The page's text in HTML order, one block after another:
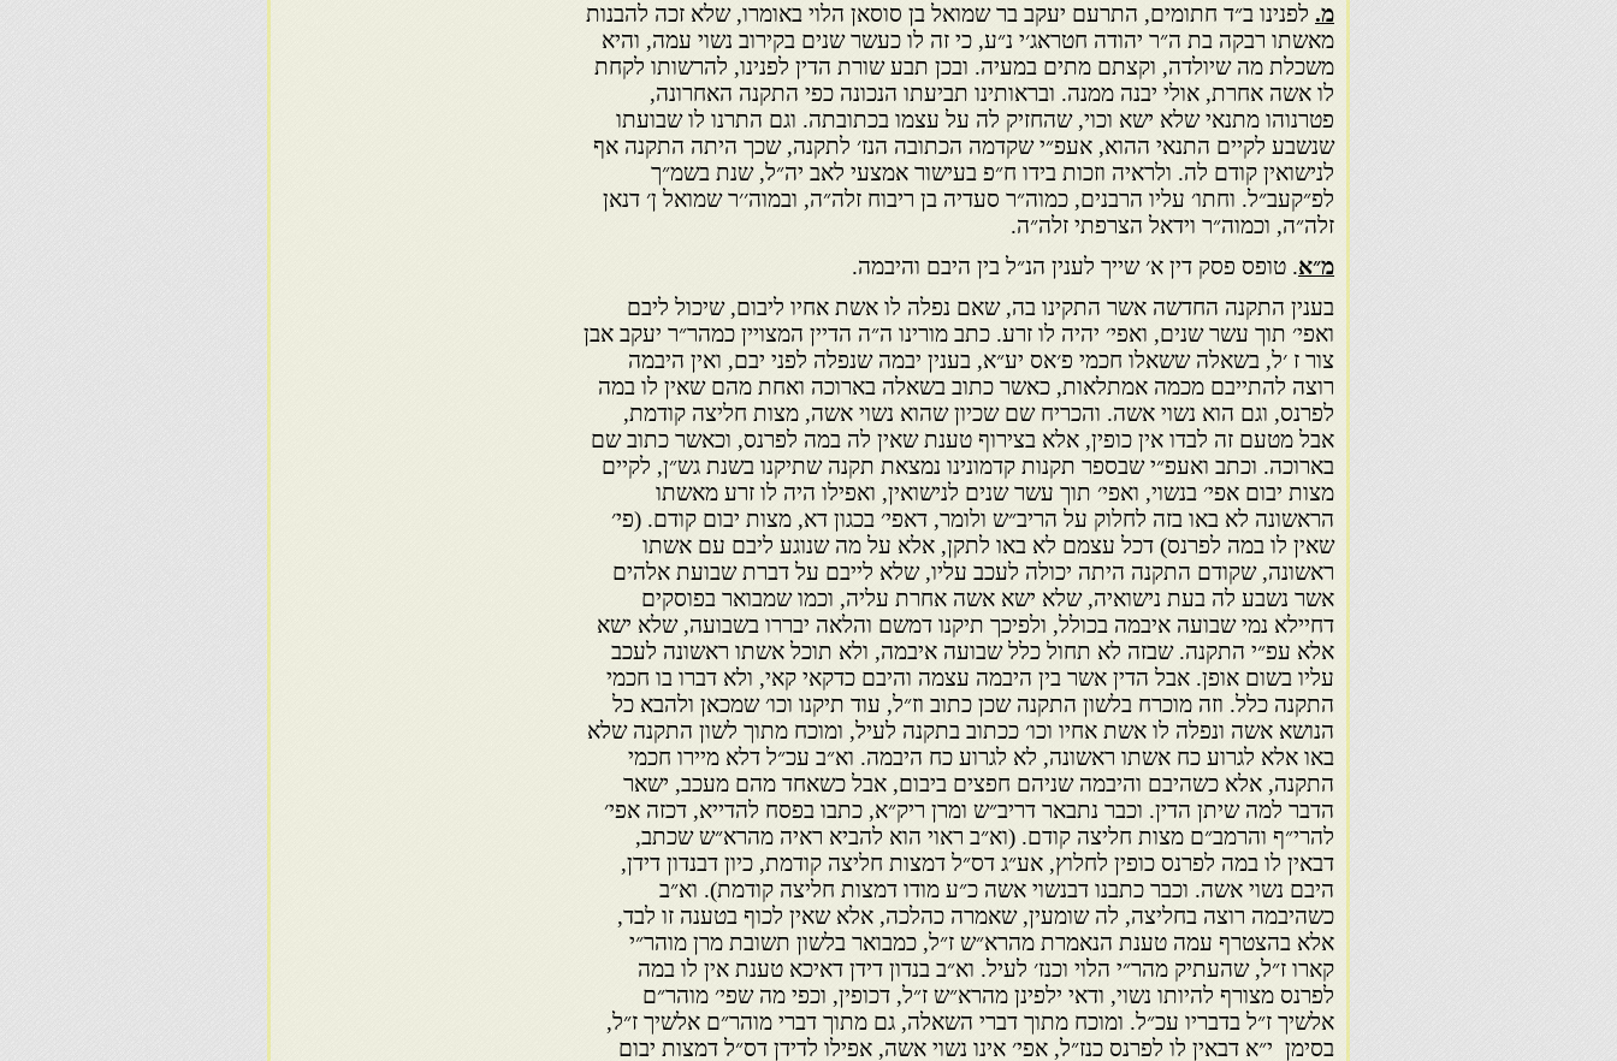
מ. לפנינו ב״ד חתומים, התרעם יעקב בר שמואל בן סוסאן הלוי באומרו, שלא זכה להבנות
מאשתו רבקה בת ה״ר יהודה חטראג׳י נ״ע, כי זה לו כעשר שנים בקירוב נשוי עמה, והיא
משכלת מה שיולדה, וקצתם מתים במעיה. ובכן תבע שורת הדין לפנינו, להרשותו לקחת
לו אשה אחרת, אולי יבנה ממנה. ובראותינו תביעתו הנכונה כפי התקנה האחרונה,
פטרנוהו מתנאי שלא ישא וכוי, שהחזיק לה על עצמו בכתובתה. וגם התרנו לו שבועתו
שנשבע לקיים התנאי ההוא, אעפ״י שקדמה הכתובה הנז׳ לתקנה, שכך היתה התקנה אף
לנישואין קודם לה. ולראיה וזכות בידו ח״פ בעישור אמצעי לאב יה״ל, שנת בשמ״ך
לפ״קעב״ל. וחתו׳ עליו הרבנים, כמוה״ר סעדיה בן ריבוח זלה״ה, ובמוה׳׳ר שמואל ן׳ דנאן
זלה״ה, וכמוה״ר וידאל הצרפתי זלה״ה.
מ״א. טופס פסק דין א׳ שייך לענין הנ״ל בין היבם והיבמה.
בענין התקנה החדשה אשר התקינו בה, שאם נפלה לו אשת אחיו ליבום, שיכול ליבם
ואפי׳ תוך עשר שנים, ואפי׳ יהיה לו זרע. כתב מורינו ה״ה הדיין המצויין כמהר״ר יעקב אבן
צור ז ׳ל, בשאלה ששאלו חכמי פ׳אס יע״א, בענין יבמה שנפלה לפני יבם, ואין היבמה
רוצה להתייבם מכמה אמתלאות, כאשר כתוב בשאלה בארוכה ואחת מהם שאין לו במה
לפרנס, וגם הוא נשוי אשה. והכריח שם שכיון שהוא נשוי אשה, מצות חליצה קודמת,
אבל מטעם זה לבדו אין כופין, אלא בצירוף טענת שאין לה במה לפרנס, וכאשר כתוב שם
בארוכה. וכתב ואעפ״י שבספר תקנות קדמונינו נמצאת תקנה שתיקנו בשנת גש״ן, לקיים
מצות יבום אפי׳ בנשוי, ואפי׳ תוך עשר שנים לנישואין, ואפילו היה לו זרע מאשתו
הראשונה לא באו בזה לחלוק על הריב״ש ולומר, דאפי׳ בכגון דא, מצות יבום קודם. (פי׳
שאין לו במה לפרנס) דכל עצמם לא באו לתקן, אלא על מה שנוגע ליבם עם אשתו
ראשונה, שקודם התקנה היתה יכולה לעכב עליו, שלא לייבם על דברת שבועת אלהים
אשר נשבע לה בעת נישואיה, שלא ישא אשה אחרת עליה, וכמו שמבואר בפוסקים
דחיילא נמי שבועה איבמה בכולל, ולפיכך תיקנו דמשם והלאה יבררו בשבועה, שלא ישא
אלא עפ״י התקנה. שבזה לא תחול כלל שבועה איבמה, ולא תוכל אשתו ראשונה לעכב
עליו בשום אופן. אבל הדין אשר בין היבמה עצמה והיבם כדקאי קאי, ולא דברו בו חכמי
התקנה כלל. וזה מוכרח בלשון התקנה שכן כתוב וז״ל, עוד תיקנו וכו׳ שמכאן ולהבא כל
הנושא אשה ונפלה לו אשת אחיו וכו׳ ככתוב בתקנה לעיל, ומוכח מתוך לשון התקנה שלא
באו אלא לגרוע כח אשתו ראשונה, לא לגרוע כח היבמה. וא״ב עכ״ל דלא מיירו חכמי
התקנה, אלא כשהיבם והיבמה שניהם חפצים ביבום, אבל כשאחד מהם מעכב, ישאר
הדבר למה שיתן הדין. וכבר נתבאר דריב״ש ומרן ריק״א, כתבו בפסח להדייא, דכזה אפי׳
להרי״ף והרמב״ם מצות חליצה קודם. (וא״ב ראוי הוא להביא ראיה מהרא״ש שכתב,
דבאין לו במה לפרנס כופין לחלוץ, אע״ג דס״ל דמצות חליצה קודמת, כיון דבנדון דידן,
היבם נשוי אשה. וכבר כתבנו דבנשוי אשה כ״ע מודו דמצות חליצה קודמת). וא״ב
כשהיבמה רוצה בחליצה, לה שומעין, שאמרה כהלכה, אלא שאין לכוף בטענה זו לבד,
אלא בהצטרף עמה טענת הנאמרת מהרא״ש ז״ל, כמבואר בלשון תשובת מרן מוהר״י
קארו ז״ל, שהעתיק מהר״י הלוי וכנז׳ לעיל. וא״ב בנדון דידן דאיכא טענת אין לו במה
לפרנס מצורף להיותו נשוי, ודאי ילפינן מהרא״ש ז״ל, דכופין, וכפי מה שפי׳ מוהר״ם
אלשיך ז״ל בדבריו עכ״ל. ומוכח מתוך דברי השאלה, גם מתוך דברי מוהר״ם אלשיך ז״ל,
בסימן י״א דבאין לו לפרנס כנז״ל, אפי׳ אינו נשוי אשה, אפילו לדידן דס״ל דמצות יבום